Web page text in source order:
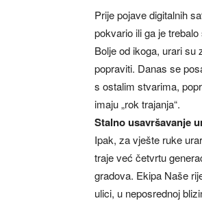
Prije pojave digitalnih
pokvario ili ga je
Bolje od ikoga, urari su
popraviti. Danas se
s ostalim stvarima,
imaju „rok trajanja“.
Stalno usavršavanje
Ipak, za vješte ruke
traje već četvrtu
gradova. Ekipa Naše
ulici, u neposrednoj